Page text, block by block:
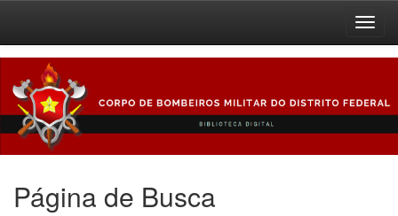
navigation
Página de Busca